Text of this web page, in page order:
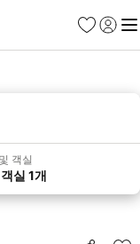
즐겨찾기
로그인
메
객실
실 1개